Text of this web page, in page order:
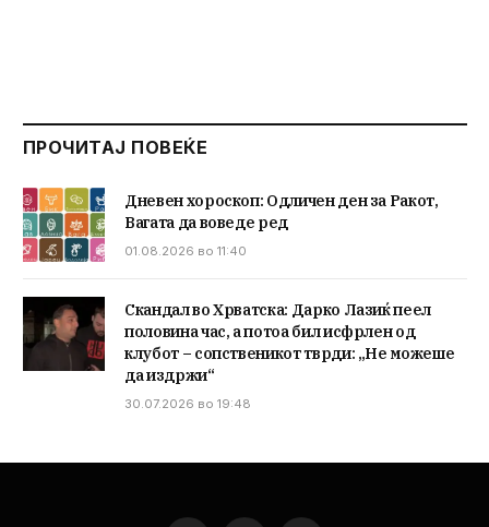
ПРОЧИТАЈ ПОВЕЌЕ
Дневен хороскоп: Одличен ден за Ракот,
Вагата да воведе ред
01.08.2026 во 11:40
Скандал во Хрватска: Дарко Лазиќ пеел
половина час, а потоа бил исфрлен од
клубот – сопственикот тврди: „Не можеше
да издржи“
30.07.2026 во 19:48